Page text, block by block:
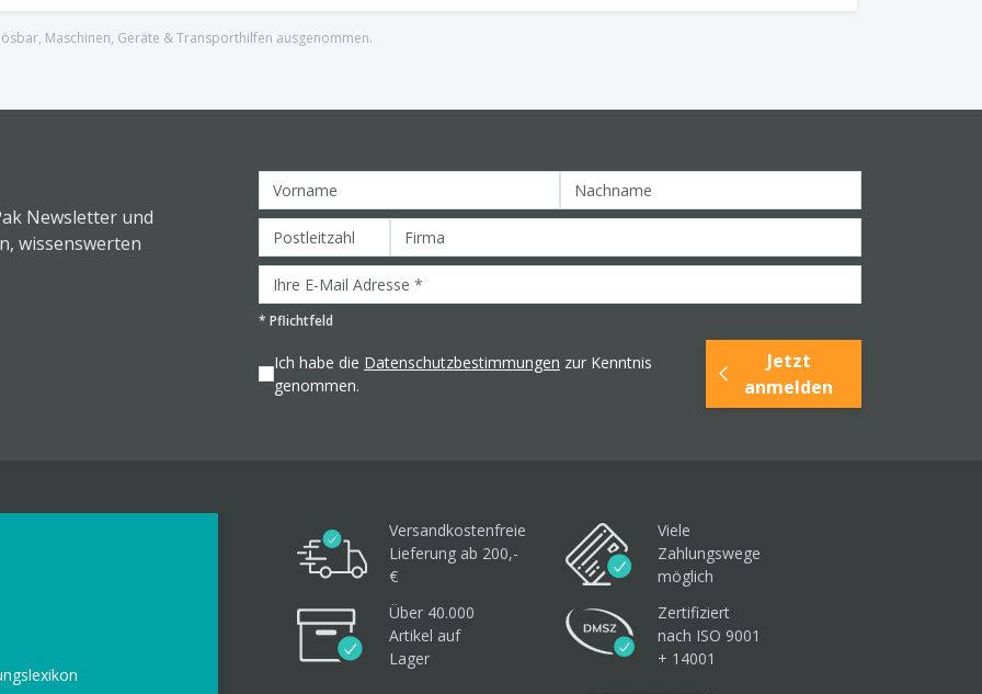
Maschinen, Geräte & Transporthilfen ausgenommen.
Newsletter und
wissenswerten
* Pflichtfeld
Ich habe die Datenschutzbestimmungen zur Kenntnis
genommen.
Jetzt
anmelden
Versandkostenfreie
Lieferung ab 200,-
€
Viele
Zahlungswege
möglich
Über 40.000
Artikel auf
Lager
Zertifiziert
nach ISO 9001
+ 14001